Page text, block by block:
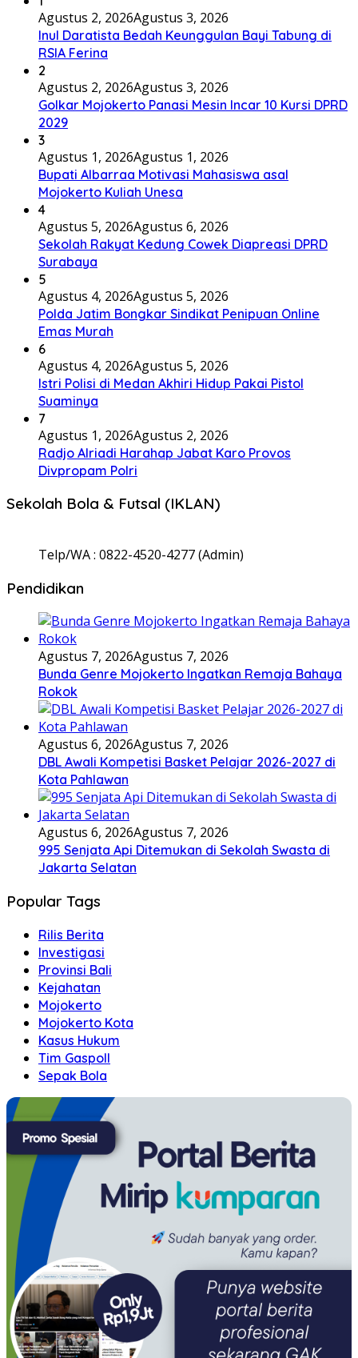
Agustus 2, 2026Agustus 3, 2026
Inul Daratista Bedah Keunggulan Bayi Tabung di
RSIA Ferina
2
Agustus 2, 2026Agustus 3, 2026
Golkar Mojokerto Panasi Mesin Incar 10 Kursi DPRD
2029
3
Agustus 1, 2026Agustus 1, 2026
Bupati Albarraa Motivasi Mahasiswa asal
Mojokerto Kuliah Unesa
4
Agustus 5, 2026Agustus 6, 2026
Sekolah Rakyat Kedung Cowek Diapreasi DPRD
Surabaya
5
Agustus 4, 2026Agustus 5, 2026
Polda Jatim Bongkar Sindikat Penipuan Online
Emas Murah
6
Agustus 4, 2026Agustus 5, 2026
Istri Polisi di Medan Akhiri Hidup Pakai Pistol
Suaminya
7
Agustus 1, 2026Agustus 2, 2026
Radjo Alriadi Harahap Jabat Karo Provos
Divpropam Polri
Sekolah Bola & Futsal (IKLAN)
Telp/WA : 0822-4520-4277 (Admin)
Pendidikan
Agustus 7, 2026Agustus 7, 2026
Bunda Genre Mojokerto Ingatkan Remaja Bahaya
Rokok
Agustus 6, 2026Agustus 7, 2026
DBL Awali Kompetisi Basket Pelajar 2026-2027 di
Kota Pahlawan
Agustus 6, 2026Agustus 7, 2026
995 Senjata Api Ditemukan di Sekolah Swasta di
Jakarta Selatan
Popular Tags
Rilis Berita
Investigasi
Provinsi Bali
Kejahatan
Mojokerto
Mojokerto Kota
Kasus Hukum
Tim Gaspoll
Sepak Bola